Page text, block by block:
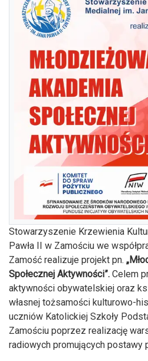
Stowarzyszenie Krzewienia
Pawła II w Zamościu we
Zamość realizuje projekt pn.
Społecznej Aktywności”. Celem
aktywności obywatelskiej oraz
własnej tożsamości kulturowo-
uczniów Katolickiej Szkoły
Zamościu poprzez realizację
radiowych promujących postawy